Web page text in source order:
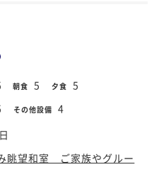
朝食 5 夕食 5
その他設備 4
眺望和室 ご家族やグルー